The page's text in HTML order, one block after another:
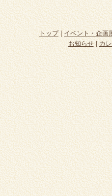
トップ|イベント・企画
お知らせ| カ